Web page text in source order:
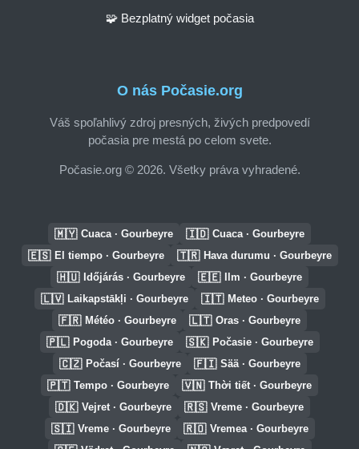
O nás Počasie.org
Váš spoľahlivý zdroj presných, živých predpovedí
počasia pre mestá po celom svete.
Počasie.org © 2026. Všetky práva vyhradené.
🧩 Bezplatný widget počasia
🇲🇾 Cuaca · Gourbeyre 🇮🇩 Cuaca · Gourbeyre
🇪🇸 El tiempo · Gourbeyre 🇹🇷 Hava durumu · Gourbeyre
🇭🇺 Időjárás · Gourbeyre 🇪🇪 Ilm · Gourbeyre
🇱🇻 Laikapstākļi · Gourbeyre 🇮🇹 Meteo · Gourbeyre
🇫🇷 Météo · Gourbeyre 🇱🇹 Oras · Gourbeyre
🇵🇱 Pogoda · Gourbeyre 🇸🇰 Počasie · Gourbeyre
🇨🇿 Počasí · Gourbeyre 🇫🇮 Sää · Gourbeyre
🇵🇹 Tempo · Gourbeyre 🇻🇳 Thời tiết · Gourbeyre
🇩🇰 Vejret · Gourbeyre 🇷🇸 Vreme · Gourbeyre
🇸🇮 Vreme · Gourbeyre 🇷🇴 Vremea · Gourbeyre